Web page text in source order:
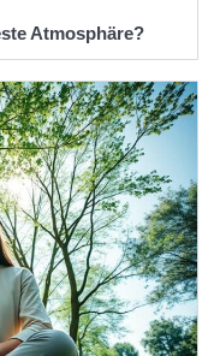
Atmosphäre?